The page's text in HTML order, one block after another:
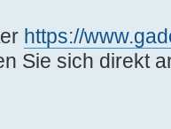
https://
Sie sich direkt